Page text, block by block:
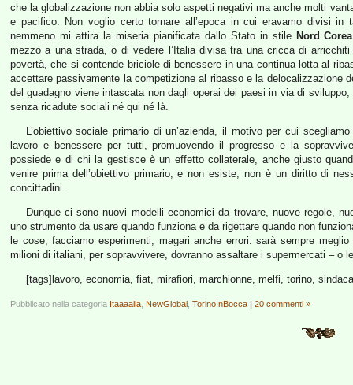
che la globalizzazione non abbia solo aspetti negativi ma anche molti
e pacifico. Non voglio certo tornare all’epoca in cui eravamo divisi in
nemmeno mi attira la miseria pianificata dallo Stato in stile Nord Corea
mezzo a una strada, o di vedere l’Italia divisa tra una cricca di
povertà, che si contende briciole di benessere in una continua lotta al
accettare passivamente la competizione al ribasso e la delocalizzazione
del guadagno viene intascata non dagli operai dei paesi in via di
senza ricadute sociali né qui né là.
L’obiettivo sociale primario di un’azienda, il motivo per cui
lavoro e benessere per tutti, promuovendo il progresso e la
possiede e di chi la gestisce è un effetto collaterale, anche giusto
venire prima dell’obiettivo primario; e non esiste, non è un diritto di
concittadini.
Dunque ci sono nuovi modelli economici da trovare, nuove regole,
uno strumento da usare quando funziona e da rigettare quando non
le cose, facciamo esperimenti, magari anche errori: sarà sempre
milioni di italiani, per sopravvivere, dovranno assaltare i supermercati – o
[tags]lavoro, economia, fiat, mirafiori, marchionne, melfi, torino,
Pubblicato nella categoria Itaaaalia NewGlobal TorinoInBocca | 20 commenti »